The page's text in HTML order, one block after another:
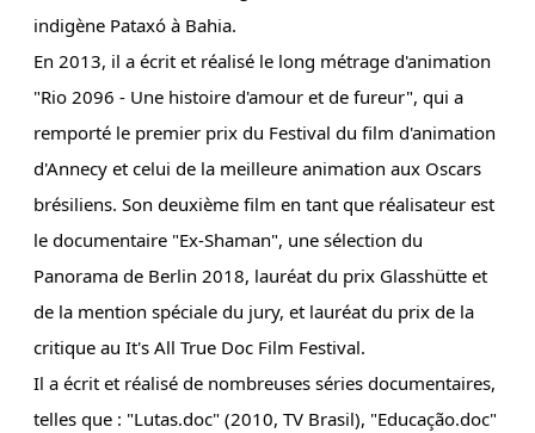
indigène Pataxó à Bahia.
En 2013, il a écrit et réalisé le long métrage d'animation
"Rio 2096 - Une histoire d'amour et de fureur", qui a
remporté le premier prix du Festival du film d'animation
d'Annecy et celui de la meilleure animation aux Oscars
brésiliens. Son deuxième film en tant que réalisateur est
le documentaire "Ex-Shaman", une sélection du
Panorama de Berlin 2018, lauréat du prix Glasshütte et
de la mention spéciale du jury, et lauréat du prix de la
critique au It's All True Doc Film Festival.
Il a écrit et réalisé de nombreuses séries documentaires,
telles que : "Lutas.doc" (2010, TV Brasil), "Educação.doc"